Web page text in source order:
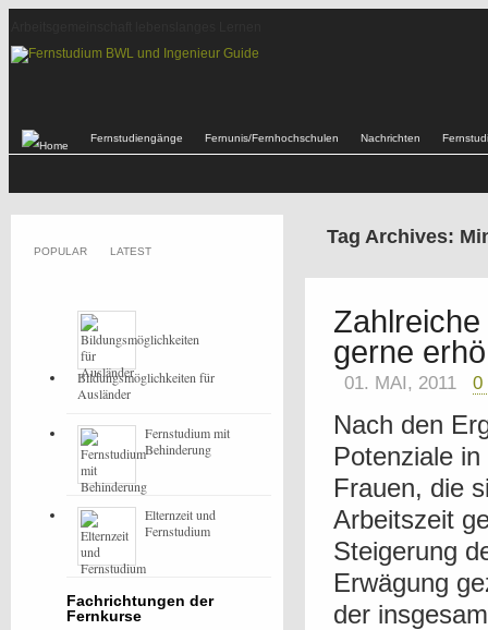
Fernstudiengänge Fernunis/Fernhochschulen Nachrichten
Tag Archives:
gerne
01. MAI, 2011 0
Nach den
Potenziale
Frauen, die
Arbeitszeit
Steigerung
Erwägung
der
POPULAR LATEST
Bildungsmöglichkeiten für
Ausländer
Fernstudium mit
Behinderung
Elternzeit und
Fernstudium
Fachrichtungen der
Fernkurse